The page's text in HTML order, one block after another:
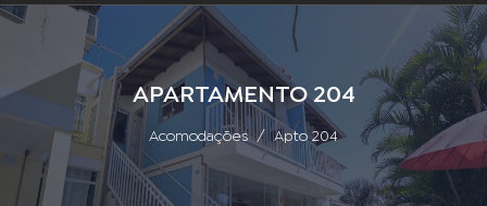
APARTAMENTO 204
Acomodações Apto 204